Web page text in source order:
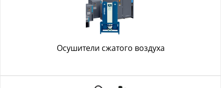
Осушители сжатого воздуха